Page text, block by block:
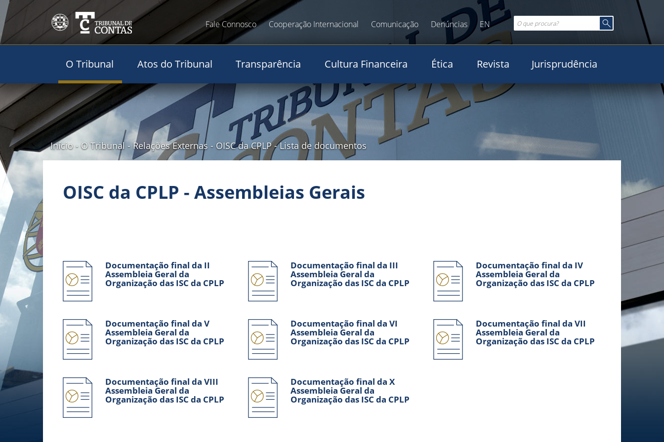
Fale Connosco Cooperação Internacional Comunicação Denúncias EN
O Tribunal Atos do Tribunal Transparência Cultura Financeira Ética Revista Jurisprudência
Início - O Tribunal - Relações Externas - OISC da CPLP - Lista de documentos
OISC da CPLP - Assembleias Gerais
Documentação final da II
Assembleia Geral da
Organização das ISC da CPLP
Documentação final da III
Assembleia Geral da
Organização das ISC da CPLP
Documentação final da IV
Assembleia Geral da
Organização das ISC da CPLP
Documentação final da V
Assembleia Geral da
Organização das ISC da CPLP
Documentação final da VI
Assembleia Geral da
Organização das ISC da CPLP
Documentação final da VII
Assembleia Geral da
Organização das ISC da CPLP
Documentação final da VIII
Assembleia Geral da
Organização das ISC da CPLP
Documentação final da X
Assembleia Geral da
Organização das ISC da CPLP